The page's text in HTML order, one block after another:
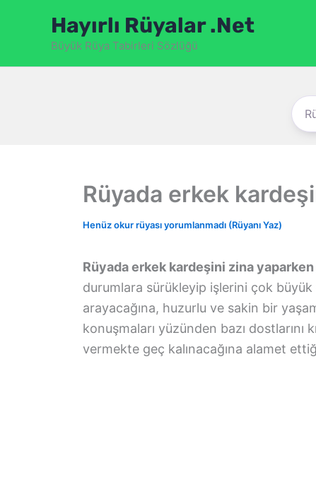
Hayırlı Rüyalar .Net
Büyük Rüya Tabirleri Sözlüğü
Rüyada erkek
Henüz okur rüyası yorumlanmadı (Rüyanı Yaz)
Rüyada erkek kardeşini zina
durumlara sürükleyip işlerini çok büyük
arayacağına, huzurlu ve sakin bir
konuşmaları yüzünden bazı dostlarını
vermekte geç kalınacağına alamet